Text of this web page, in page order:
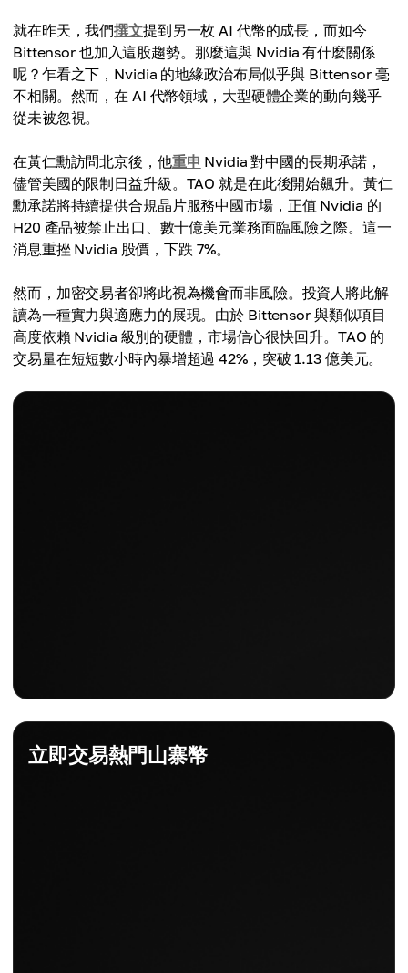
就在昨天，我們撰文提到另一枚 AI 代幣的成長，而如今
Bittensor 也加入這股趨勢。那麼這與 Nvidia 有什麼關係
呢？乍看之下，Nvidia 的地緣政治布局似乎與 Bittensor 毫
不相關。然而，在 AI 代幣領域，大型硬體企業的動向幾乎
從未被忽視。
在黃仁勳訪問北京後，他重申 Nvidia 對中國的長期承諾，
儘管美國的限制日益升級。TAO 就是在此後開始飆升。黃仁
勳承諾將持續提供合規晶片服務中國市場，正值 Nvidia 的
H20 產品被禁止出口、數十億美元業務面臨風險之際。這一
消息重挫 Nvidia 股價，下跌 7%。
然而，加密交易者卻將此視為機會而非風險。投資人將此解
讀為一種實力與適應力的展現。由於 Bittensor 與類似項目
高度依賴 Nvidia 級別的硬體，市場信心很快回升。TAO 的
交易量在短短數小時內暴增超過 42%，突破 1.13 億美元。
立即交易熱門山寨幣